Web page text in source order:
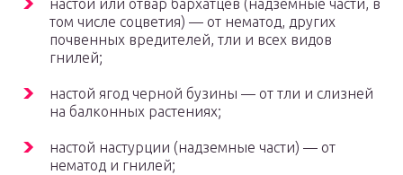
настой или отвар бархатцев (надземные части, в
том числе соцветия) — от нематод, других
почвенных вредителей, тли и всех видов
гнилей;
настой ягод черной бузины — от тли и слизней
на балконных растениях;
настой настурции (надземные части) — от
нематод и гнилей;